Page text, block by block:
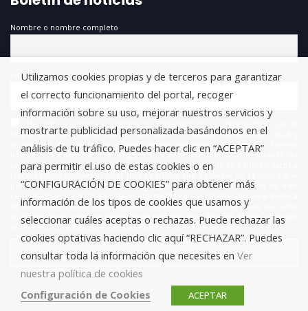
Nombre o nombre completo
Email
responsable del tratamiento de estos datos es FUNDACIÓN ANTONIO GALA y
la finalidad de este es la gestión de las suscripciones a nuestro boletín
informativo, encontrándonos legitimados para este tratamiento a través del
consentimiento que nos está otorgando en este acto. No se cederán datos a
terceros salvo obligación legal. Usted certifica que es mayor de 14 años y que
por lo tanto posee la capacidad legal necesaria para la prestación de este
de Privacidad. Puede usted acceder, rectificar y suprimir los datos, así como
otros derechos, como se explica en la información adicional. Puede consultar
la información adicional y detallada sobre Protección de Datos.
Utilizamos cookies propias y de terceros para garantizar
el correcto funcionamiento del portal, recoger
información sobre su uso, mejorar nuestros servicios y
mostrarte publicidad personalizada basándonos en el
análisis de tu tráfico. Puedes hacer clic en “ACEPTAR”
para permitir el uso de estas cookies o en
“CONFIGURACIÓN DE COOKIES” para obtener más
información de los tipos de cookies que usamos y
seleccionar cuáles aceptas o rechazas. Puede rechazar las
cookies optativas haciendo clic aquí “RECHAZAR”. Puedes
consultar toda la información que necesites en Ver
nuestra política de cookies
Configuración de Cookies
ACEPTAR